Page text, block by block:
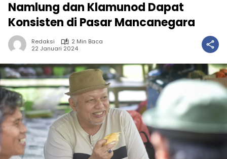
Namlung dan Klamunod Dapat
Konsisten di Pasar Mancanegara
Redaksi
2 Min Baca
22 Januari 2024